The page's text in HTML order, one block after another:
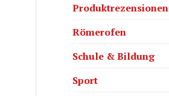
Produktrezensionen
Römerofen
Schule & Bildung
Sport